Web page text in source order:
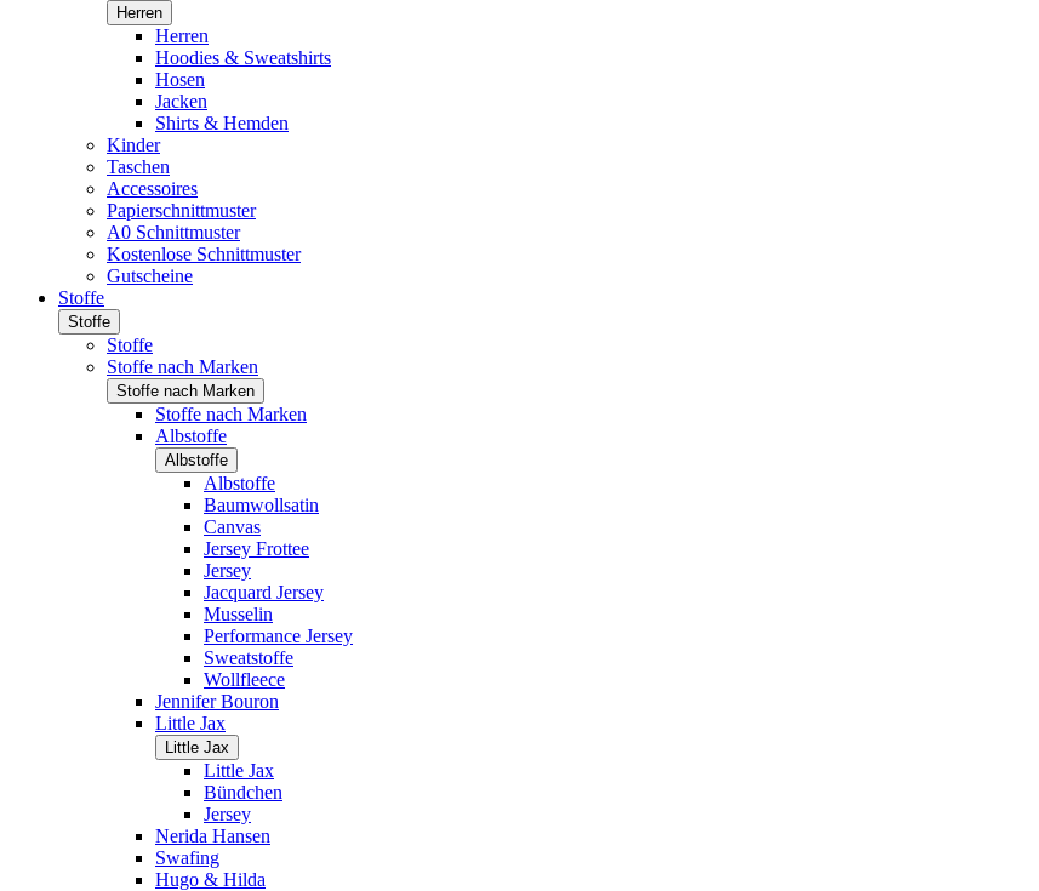
Herren
Herren
Hoodies & Sweatshirts
Hosen
Jacken
Shirts & Hemden
Kinder
Taschen
Accessoires
Papierschnittmuster
A0 Schnittmuster
Kostenlose Schnittmuster
Gutscheine
Stoffe
Stoffe
Stoffe
Stoffe nach Marken
Stoffe nach Marken
Stoffe nach Marken
Albstoffe
Albstoffe
Albstoffe
Baumwollsatin
Canvas
Jersey Frottee
Jersey
Jacquard Jersey
Musselin
Performance Jersey
Sweatstoffe
Wollfleece
Jennifer Bouron
Little Jax
Little Jax
Little Jax
Bündchen
Jersey
Nerida Hansen
Swafing
Hugo & Hilda